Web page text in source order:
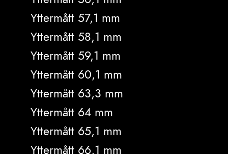
Yttermått 57,1 mm
Yttermått 58,1 mm
Yttermått 59,1 mm
Yttermått 60,1 mm
Yttermått 63,3 mm
Yttermått 64 mm
Yttermått 65,1 mm
Yttermått 66,1 mm